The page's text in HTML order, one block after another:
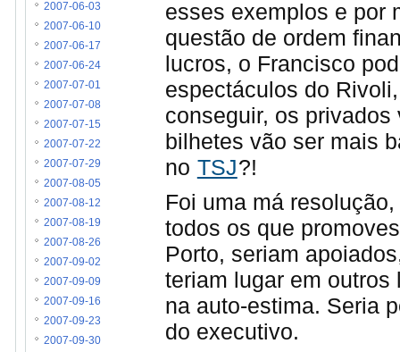
esses exemplos e por
questão de ordem
lucros, o Francisco
espectáculos do
conseguir, os
bilhetes vão ser mais
no TSJ?!
Foi uma má
todos os que
Porto, seriam
teriam lugar em
na auto-estima. Seria
do executivo.
2007-06-03
2007-06-10
2007-06-17
2007-06-24
2007-07-01
2007-07-08
2007-07-15
2007-07-22
2007-07-29
2007-08-05
2007-08-12
2007-08-19
2007-08-26
2007-09-02
2007-09-09
2007-09-16
2007-09-23
2007-09-30